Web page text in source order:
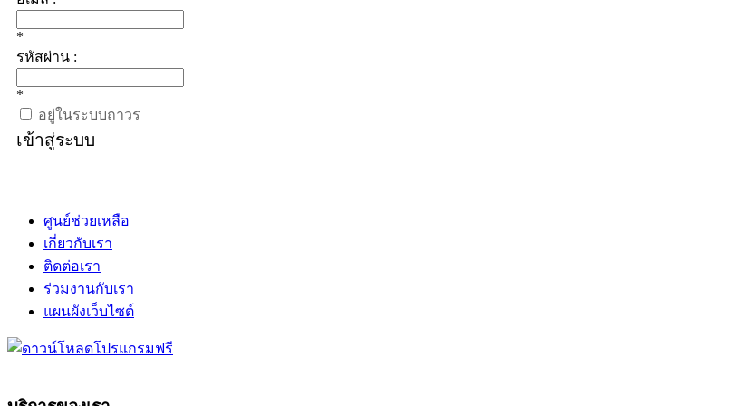
*
รหัสผ่าน :
*
อยู่ในระบบถาวร
เข้าสู่ระบบ
ศูนย์ช่วยเหลือ
เกี่ยวกับเรา
ติดต่อเรา
ร่วมงานกับเรา
แผนผังเว็บไซต์